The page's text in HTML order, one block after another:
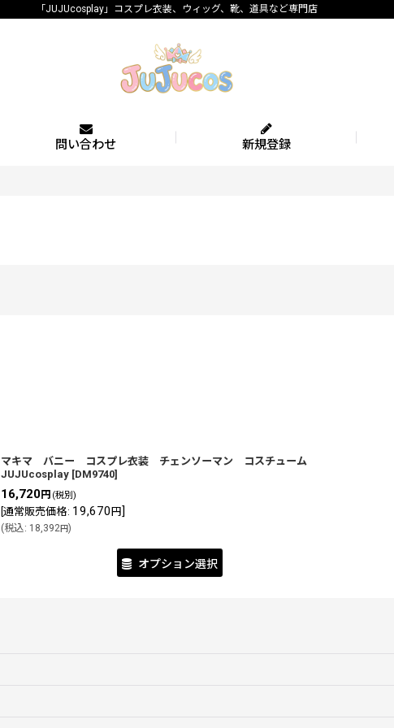
「JUJUcosplay」コスプレ衣装、ウィッグ、靴、道具など専門店
問い合わせ 新規登録
絞り込む
マキマ バニー コスプレ衣装 チェンソーマン コスチューム
JUJUcosplay [DM9740]
16,720円 (税別)
通常販売価格: 19,670 円]
(税込: 18,392円)
オプション選択